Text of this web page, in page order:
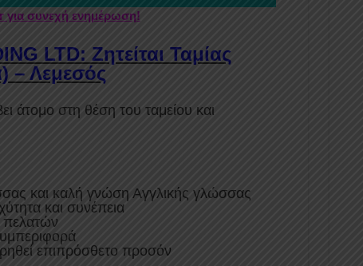
για συνεχή ενημέρωση!
LTD: Ζητείται Ταμίας
– Λεμεσός
άτομο στη θέση του ταμείου και
και καλή γνώση Αγγλικής γλώσσας
και συνέπεια
πελατών
επιπρόσθετο προσόν